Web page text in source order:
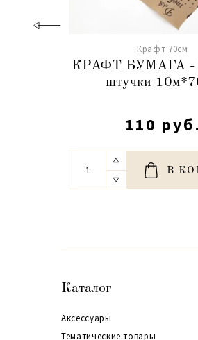
Крафт 70см
КРАФТ БУМАГА -
штучки
110 руб.
В
Каталог
Аксессуары
Тематические товары